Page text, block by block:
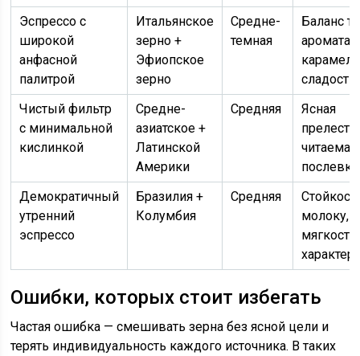
Эспрессо с
широкой
анфасной
палитрой
Итальянское
зерно +
Эфиопское
зерно
Средне-
темная
Баланс
аромата;
сладость
Чистый фильтр
с минимальной
кислинкой
Средне-
азиатское +
Латинской
Америки
Средняя
Ясная
прелесть,
Демократичный
утренний
эспрессо
Бразилия +
Колумбия
Средняя
молоку,
мягкость
характер
Ошибки, которых стоит избегать
Частая ошибка — смешивать зерна без ясной цели и
терять индивидуальность каждого источника. В таких